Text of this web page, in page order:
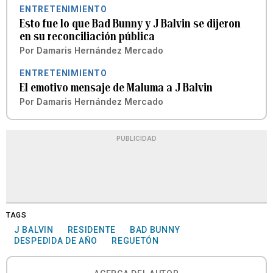
ENTRETENIMIENTO
Esto fue lo que Bad Bunny y J Balvin se dijeron
en su reconciliación pública
Por Damaris Hernández Mercado
ENTRETENIMIENTO
El emotivo mensaje de Maluma a J Balvin
Por Damaris Hernández Mercado
PUBLICIDAD
TAGS
J BALVIN RESIDENTE
BAD BUNNY
DESPEDIDA DE AÑO
REGUETÓN